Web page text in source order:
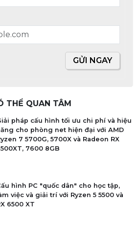
GỬI NGAY
THỂ QUAN TÂM
pháp cấu hình tối ưu chi phí và hiệu
cho phòng net hiện đại với AMD
7 5700G, 5700X và Radeon RX
7600 8GB
hình PC "quốc dân" cho học tập,
việc và giải trí với Ryzen 5 5500 và
6500 XT